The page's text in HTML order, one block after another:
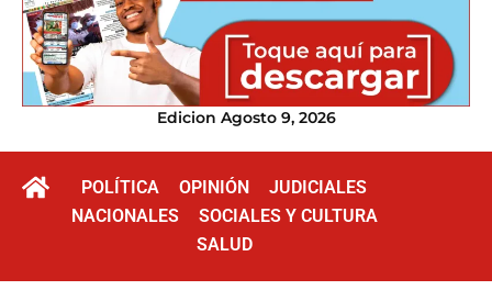
Edicion Agosto 9, 2026
POLÍTICA OPINIÓN
JUDICIALES
NACIONALES
SOCIALES Y CULTURA
SALUD